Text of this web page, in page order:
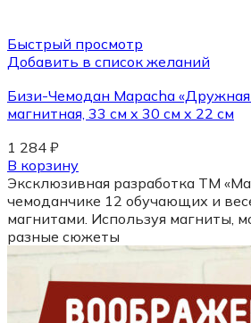
Быстрый просмотр
Добавить в список желаний
Бизи-Чемодан Mapacha «Дружная
магнитная, 33 см x 30 см x 22 см
1 284 ₽
В корзину
Эксклюзивная разработка ТМ
чемоданчике 12 обучающих и
магнитами. Используя магниты,
разные сюжеты